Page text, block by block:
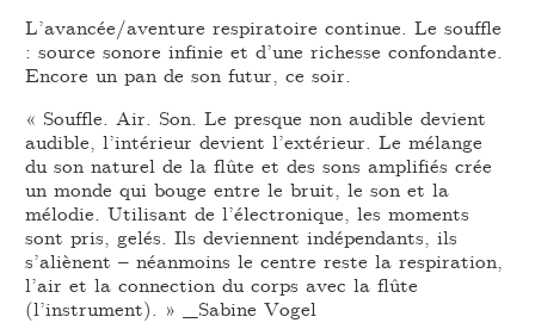
L’avancée/aventure respiratoire continue. Le souffle
: source sonore infinie et d’une richesse confondante.
Encore un pan de son futur, ce soir.
« Souffle. Air. Son. Le presque non audible devient
audible, l’intérieur devient l’extérieur. Le mélange
du son naturel de la flûte et des sons amplifiés crée
un monde qui bouge entre le bruit, le son et la
mélodie. Utilisant de l’électronique, les moments
sont pris, gelés. Ils deviennent indépendants, ils
s’aliènent – néanmoins le centre reste la respiration,
l’air et la connection du corps avec la flûte
(l’instrument). » _Sabine Vogel